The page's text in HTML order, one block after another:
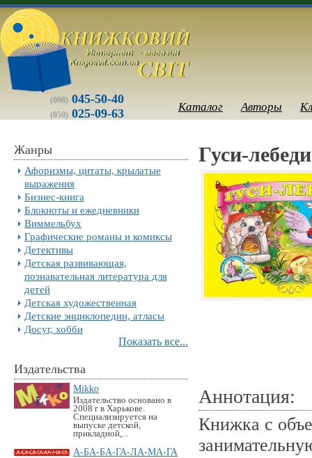
(098) 045-50-40
(050) 025-09-63 Каталог Авторы
Жанры
Афоризмы, цитаты, крылатые
выражения
Бизнес-книга
Блокноты и ежедневники
Виммельбух
Графические романы и комиксы
Детективы
Детская развивающая,
познавательная литература для
детей
Детская художественная
Детские энциклопедии, атласы
Досуг, хобби
Показать все...
Издательства
Mikko
Издательство основано в
2008 г в Харькове.
Специализируется на
выпуске детской,
прикладной,...
А-БА-БА-ГА-ЛА-МА-ГА
Гуси-
Аннотация:
Книжка с